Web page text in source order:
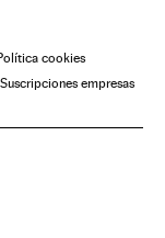
cookies
Suscripciones empresas